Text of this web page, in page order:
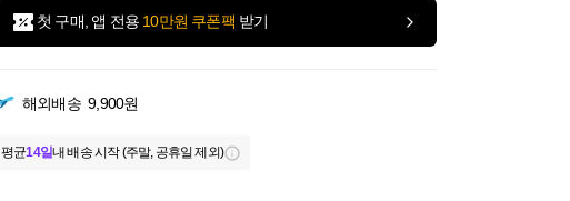
첫 구매, 앱 전용 10만원 쿠폰팩 받기
해외배송 9,900원
평균14일내 배송 시작 (주말, 공휴일 제외)